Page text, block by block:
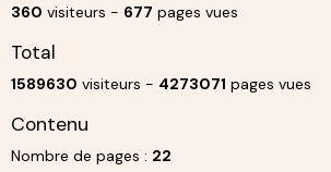
360 visiteurs - 677 pages vues
Total
1589630 visiteurs - 4273071 pages vues
Contenu
Nombre de pages : 22